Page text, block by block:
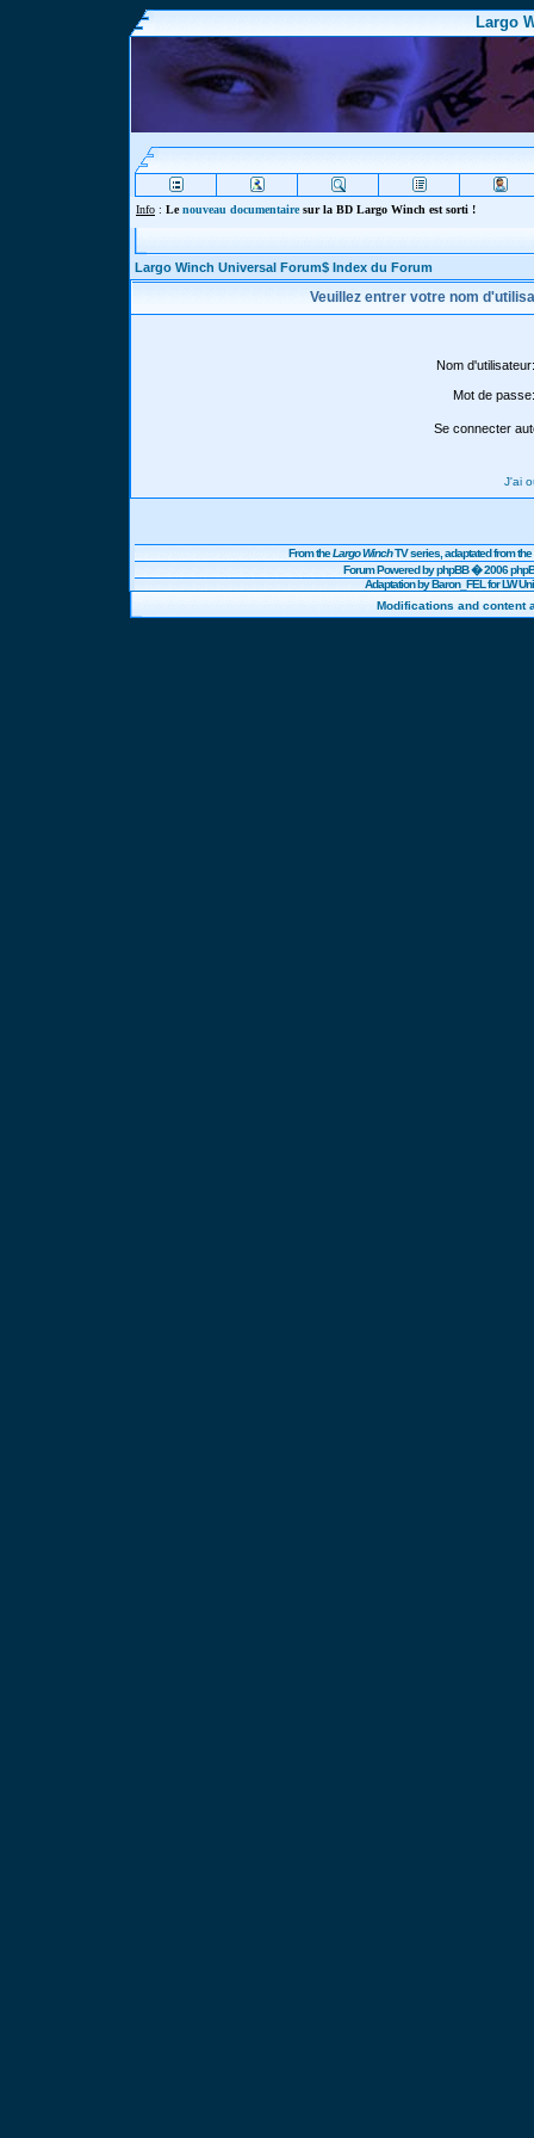
Largo
Info : Lenouveau documentairesur la BD Largo Winch est sorti !
Largo Winch Universal Forum$ Index du Forum
Veuillez entrer votre nom
Nom d'utilisateur:
Mot de passe:
Se connecter
J'ai
From theLargo WinchTV series, adaptated from
Forum Powered byphpBB� 2006
Adaptation by Baron_FEL for LW
Modifications and content